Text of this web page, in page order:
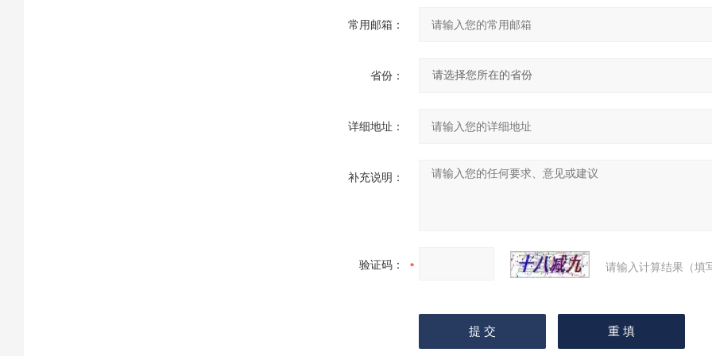
常用邮箱：
省份：
详细地址：
补充说明：
验证码： 请输入计算结果（填